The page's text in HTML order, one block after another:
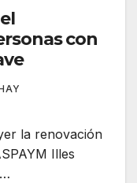
con
la renovación
Illes